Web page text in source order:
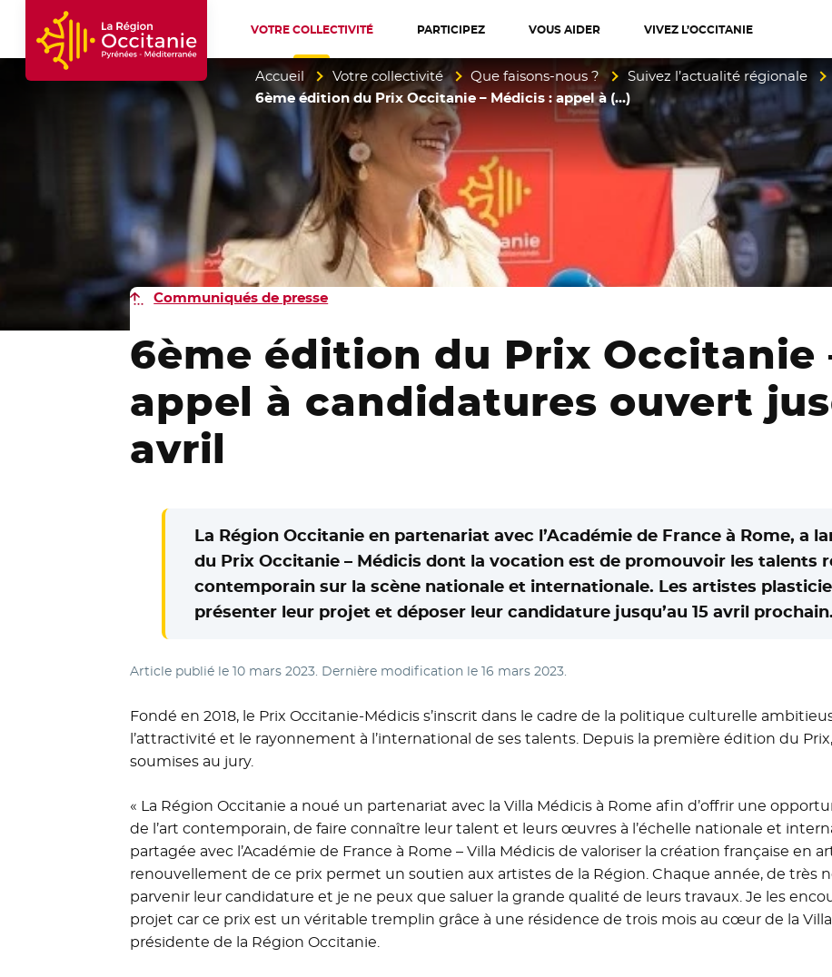
Accueil Région Occitanie / Pyrénées-Méditerranée
VOTRE COLLECTIVITÉ PARTICIPEZ VOUS AIDER VIVEZ L’OCCITANIE
Accueil Votre collectivité Que faisons-nous ? Suivez l’actualité régionale
6ème édition du Prix Occitanie – Médicis : appel à (…)
Communiqués de presse
6ème édition du Prix Occitanie
appel à candidatures ouvert
avril
La Région Occitanie en partenariat avec l’Académie de France à Rome, a
du Prix Occitanie – Médicis dont la vocation est de promouvoir les talents
contemporain sur la scène nationale et internationale. Les artistes
présenter leur projet et déposer leur candidature jusqu’au 15 avril prochain.
Article publié le 10 mars 2023. Dernière modification le 16 mars 2023.
Fondé en 2018, le Prix Occitanie-Médicis s’inscrit dans le cadre de la politique culturelle
l’attractivité et le rayonnement à l’international de ses talents. Depuis la première édition du
soumises au jury.
« La Région Occitanie a noué un partenariat avec la Villa Médicis à Rome afin d’offrir une
de l’art contemporain, de faire connaître leur talent et leurs œuvres à l’échelle nationale et
partagée avec l’Académie de France à Rome – Villa Médicis de valoriser la création française en
renouvellement de ce prix permet un soutien aux artistes de la Région. Chaque année, de très
parvenir leur candidature et je ne peux que saluer la grande qualité de leurs travaux. Je les
projet car ce prix est un véritable tremplin grâce à une résidence de trois mois au cœur de la Villa
présidente de la Région Occitanie.